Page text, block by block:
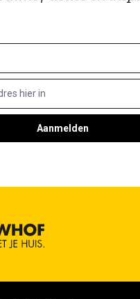
Aanmelden